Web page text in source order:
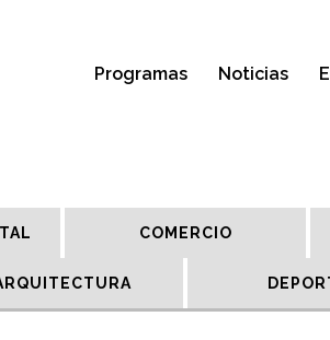
Programas Noticias
COMERCIO